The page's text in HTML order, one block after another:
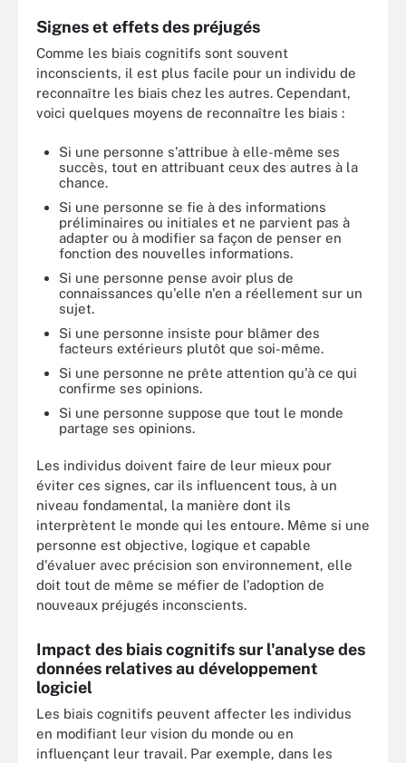
Signes et effets des préjugés
Comme les biais cognitifs sont souvent
inconscients, il est plus facile pour un individu de
reconnaître les biais chez les autres. Cependant,
voici quelques moyens de reconnaître les biais :
Si une personne s'attribue à elle-même ses
succès, tout en attribuant ceux des autres à la
chance.
Si une personne se fie à des informations
préliminaires ou initiales et ne parvient pas à
adapter ou à modifier sa façon de penser en
fonction des nouvelles informations.
Si une personne pense avoir plus de
connaissances qu'elle n'en a réellement sur un
sujet.
Si une personne insiste pour blâmer des
facteurs extérieurs plutôt que soi-même.
Si une personne ne prête attention qu'à ce qui
confirme ses opinions.
Si une personne suppose que tout le monde
partage ses opinions.
Les individus doivent faire de leur mieux pour
éviter ces signes, car ils influencent tous, à un
niveau fondamental, la manière dont ils
interprètent le monde qui les entoure. Même si une
personne est objective, logique et capable
d'évaluer avec précision son environnement, elle
doit tout de même se méfier de l'adoption de
nouveaux préjugés inconscients.
Impact des biais cognitifs sur l'analyse des
données relatives au développement
logiciel
Les biais cognitifs peuvent affecter les individus
en modifiant leur vision du monde ou en
influençant leur travail. Par exemple, dans les